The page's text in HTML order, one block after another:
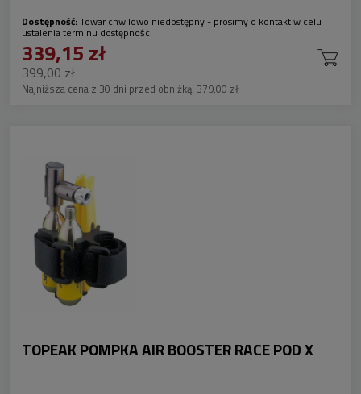
Dostępność:Towar chwilowo niedostępny - prosimy o kontakt w celu
ustalenia terminu dostępności
339,15 zł
399,00 zł
Najniższa cena z 30 dni przed obniżką: 379,00 zł
TOPEAK POMPKA AIR BOOSTER RACE POD X